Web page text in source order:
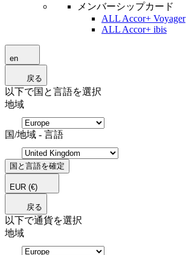
メンバーシップカード
ALL Accor+ Voyager
ALL Accor+ ibis
en
戻る
以下で国と言語を選択
地域
国/地域 - 言語
国と言語を確定
EUR (€)
戻る
以下で通貨を選択
地域